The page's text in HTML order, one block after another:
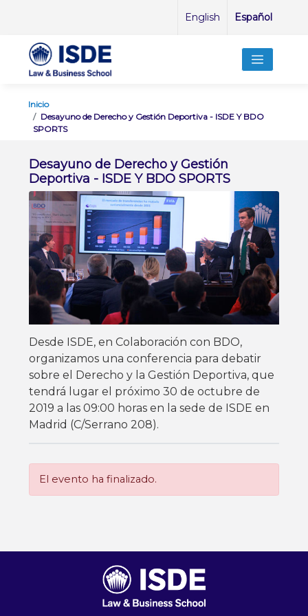
English Español
Inicio
Desayuno de Derecho y Gestión Deportiva - ISDE Y BDO
SPORTS
Desayuno de Derecho y Gestión
Deportiva - ISDE Y BDO SPORTS
Desde ISDE, en Colaboración con BDO,
organizamos una conferencia para debatir
sobre el Derecho y la Gestión Deportiva, que
tendrá lugar el próximo 30 de octubre de
2019 a las 09:00 horas en la sede de ISDE en
Madrid (C/Serrano 208).
El evento ha finalizado.